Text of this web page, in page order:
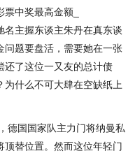
中奖最高金额_
主握东谈主朱丹在真东谈
问题要盘活，需要她在一张
还了这位一又友的总计债
什么不可大肆在空缺纸上
德国国家队主力门将纳曼私
顶替位置。然而这位年轻门